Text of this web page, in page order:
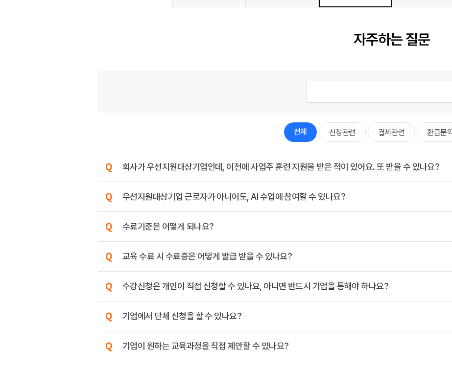
자주하는 질문
전체 신청관련 결제관련 환급문의
회사가 우선지원대상기업인데, 이전에 사업주 훈련 지원을 받은 적이 있어요. 또 받을 수 있나요?
우선지원대상기업 근로자가 아니어도, AI 수업에 참여할 수 있나요?
수료기준은 어떻게 되나요?
교육 수료 시 수료증은 어떻게 발급 받을 수 있나요?
수강신청은 개인이 직접 신청할 수 있나요, 아니면 반드시 기업을 통해야 하나요?
기업에서 단체 신청을 할 수 있나요?
기업이 원하는 교육과정을 직접 제안할 수 있나요?